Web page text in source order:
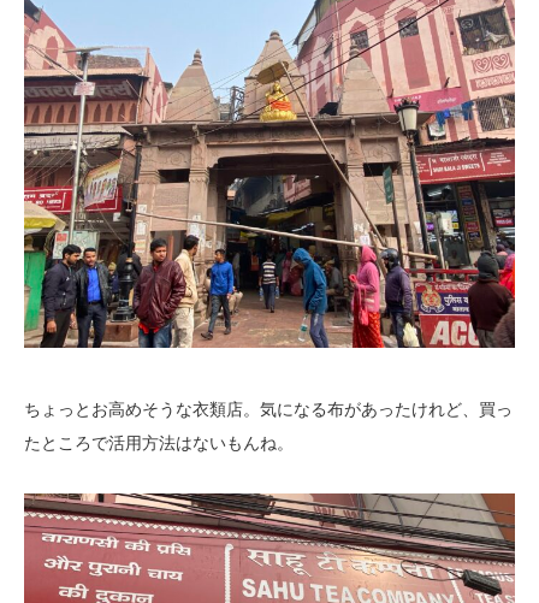
ちょっとお高めそうな衣類店。気になる布があったけれど、買っ
たところで活用方法はないもんね。